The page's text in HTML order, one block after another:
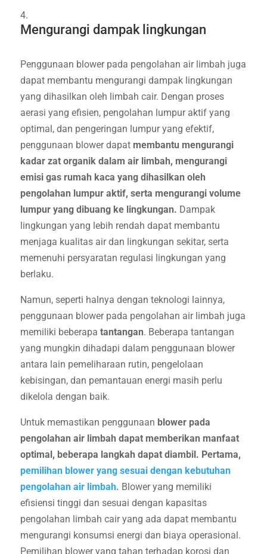
Mengurangi dampak lingkungan
Penggunaan blower pada pengolahan air limbah juga
dapat membantu mengurangi dampak lingkungan
yang dihasilkan oleh limbah cair. Dengan proses
aerasi yang efisien, pengolahan lumpur aktif yang
optimal, dan pengeringan lumpur yang efektif,
penggunaan blower dapat membantu mengurangi
kadar zat organik dalam air limbah, mengurangi
emisi gas rumah kaca yang dihasilkan oleh
pengolahan lumpur aktif, serta mengurangi volume
lumpur yang dibuang ke lingkungan. Dampak
lingkungan yang lebih rendah dapat membantu
menjaga kualitas air dan lingkungan sekitar, serta
memenuhi persyaratan regulasi lingkungan yang
berlaku.
Namun, seperti halnya dengan teknologi lainnya,
penggunaan blower pada pengolahan air limbah juga
memiliki beberapa tantangan. Beberapa tantangan
yang mungkin dihadapi dalam penggunaan blower
antara lain pemeliharaan rutin, pengelolaan
kebisingan, dan pemantauan energi masih perlu
dikelola dengan baik.
Untuk memastikan penggunaan blower pada
pengolahan air limbah dapat memberikan manfaat
optimal, beberapa langkah dapat diambil. Pertama,
pemilihan blower yang sesuai dengan kebutuhan
pengolahan air limbah. Blower yang memiliki
efisiensi tinggi dan sesuai dengan kapasitas
pengolahan limbah cair yang ada dapat membantu
mengurangi konsumsi energi dan biaya operasional.
Pemilihan blower yang tahan terhadap korosi dan